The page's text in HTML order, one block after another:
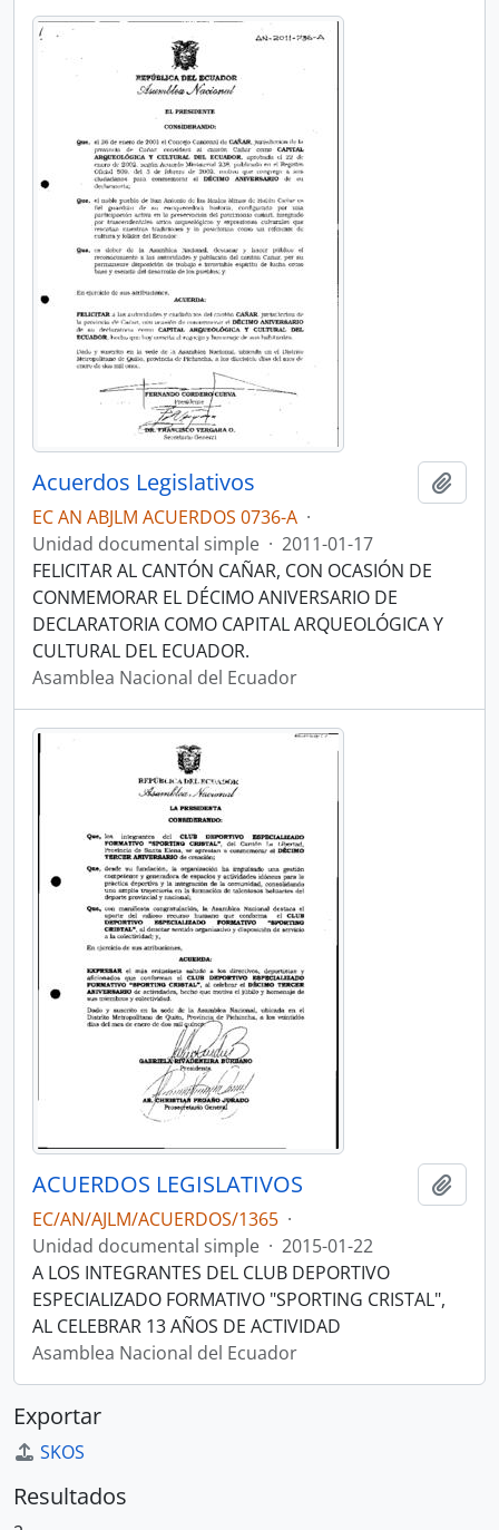
Acuerdos Legislativos
EC AN ABJLM ACUERDOS 0736-A ·
Unidad documental simple · 2011-01-17
FELICITAR AL CANTÓN CAÑAR, CON OCASIÓN DE
CONMEMORAR EL DÉCIMO ANIVERSARIO DE
DECLARATORIA COMO CAPITAL ARQUEOLÓGICA Y
CULTURAL DEL ECUADOR.
Asamblea Nacional del Ecuador
ACUERDOS LEGISLATIVOS
EC/AN/AJLM/ACUERDOS/1365 ·
Unidad documental simple · 2015-01-22
A LOS INTEGRANTES DEL CLUB DEPORTIVO
ESPECIALIZADO FORMATIVO "SPORTING CRISTAL",
AL CELEBRAR 13 AÑOS DE ACTIVIDAD
Asamblea Nacional del Ecuador
Exportar
SKOS
Resultados